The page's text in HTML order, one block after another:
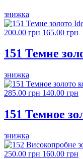
знижка
200.00 грн 165.00 грн
151 Темне
знижка
285.00 грн 140.00 грн
151 Темное
знижка
250.00 грн 160.00 грн